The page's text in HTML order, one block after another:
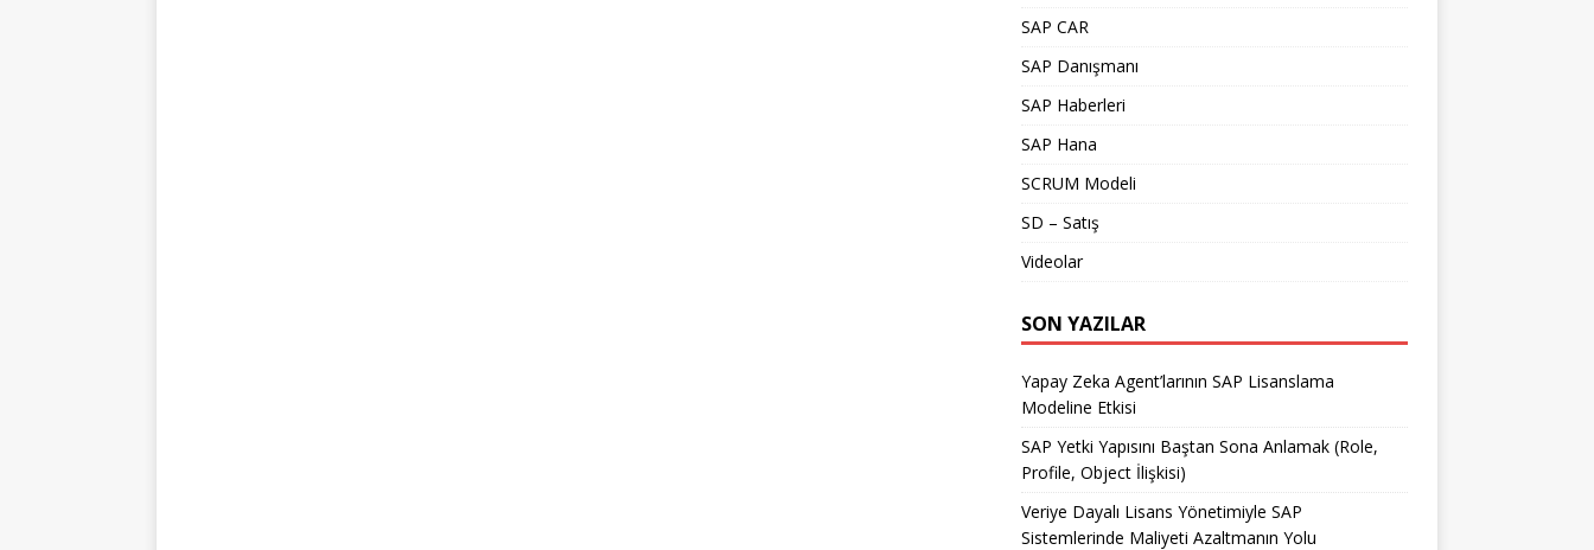
SAP CAR
SAP Danışmanı
SAP Haberleri
SAP Hana
SCRUM Modeli
SD – Satış
Videolar
SON YAZILAR
Yapay Zeka Agent’larının SAP Lisanslama
Modeline Etkisi
SAP Yetki Yapısını Baştan Sona Anlamak (Role,
Profile, Object İlişkisi)
Veriye Dayalı Lisans Yönetimiyle SAP
Sistemlerinde Maliyeti Azaltmanın Yolu